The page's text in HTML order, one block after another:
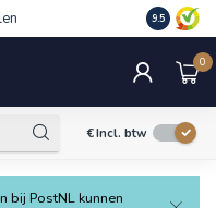
9.5
0
€Incl. btw
bij PostNL kunnen